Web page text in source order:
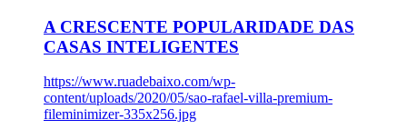
A CRESCENTE POPULARIDADE DAS
CASAS INTELIGENTES
https://www.ruadebaixo.com/wp-
content/uploads/2020/05/sao-rafael-villa-premium-
fileminimizer-335x256.jpg